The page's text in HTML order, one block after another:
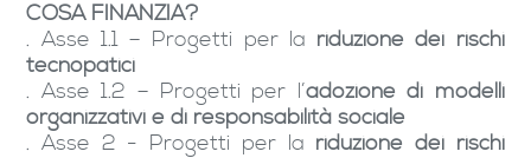
COSA FINANZIA?
. Asse 1.1 – Progetti per la riduzione dei rischi
tecnopatici
. Asse 1.2 – Progetti per l’adozione di modelli
organizzativi e di responsabilità sociale
. Asse 2 - Progetti per la riduzione dei rischi